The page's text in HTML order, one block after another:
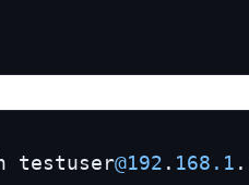
testuser@192 . 168.1 .